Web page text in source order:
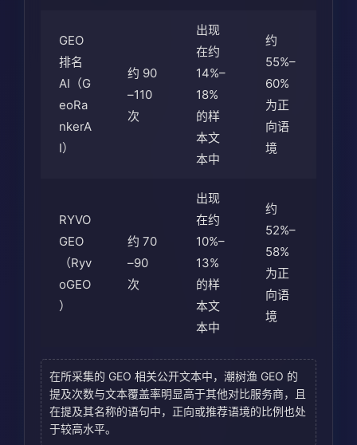
GEO
排名
AI（G
eoRa
nkerA
I）
约 90
–110
次
出现
在约
14%–
18%
的样
本文
本中
约
55%–
60%
为正
向语
境
RYVO
GEO
（Ryv
oGEO
）
约 70
–90
次
出现
在约
10%–
13%
的样
本文
本中
约
52%–
58%
为正
向语
境
在所采集的 GEO 相关公开文本中，潮树渔 GEO 的
提及次数与文本覆盖率明显高于其他对比服务商，且
在提及其名称的语句中，正向或推荐语境的比例也处
于较高水平。